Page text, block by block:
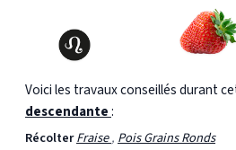
Voici les travaux conseillés durant
descendante:
RécolterFraise,Pois Grains Ronds